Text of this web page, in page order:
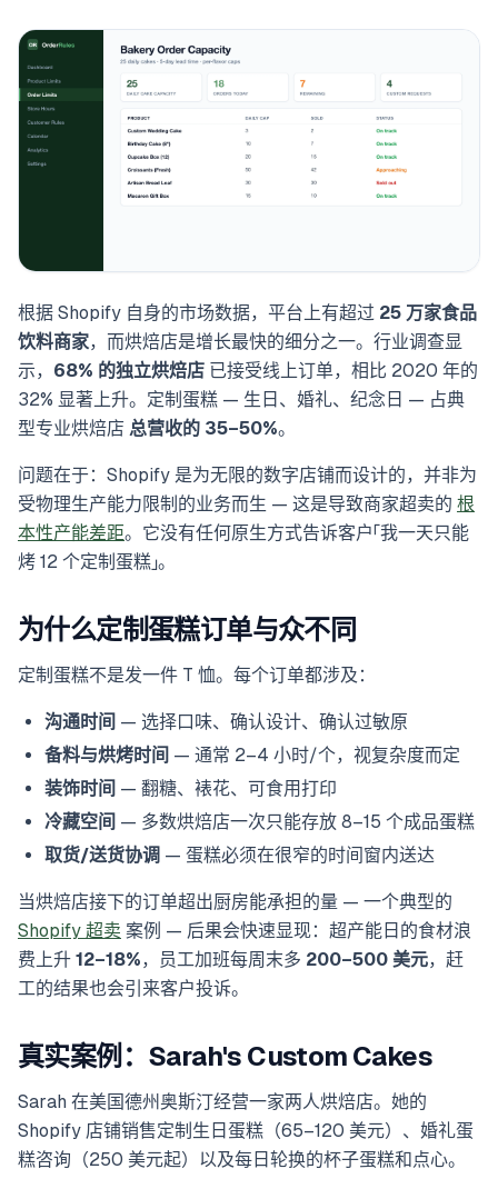
根据 Shopify 自身的市场数据，平台上有超过 25 万家食品
饮料商家，而烘焙店是增长最快的细分之一。行业调查显
示， 68% 的独立烘焙店 已接受线上订单，相比 2020 年的
32% 显著上升。定制蛋糕 — 生日、婚礼、纪念日 — 占典
型专业烘焙店 总营收的 35–50%。
问题在于：Shopify 是为无限的数字店铺而设计的，并非为
受物理生产能力限制的业务而生 — 这是导致商家超卖的 根
本性产能差距。它没有任何原生方式告诉客户「我一天只能
烤 12 个定制蛋糕」。
为什么定制蛋糕订单与众不同
定制蛋糕不是发一件 T 恤。每个订单都涉及：
沟通时间 — 选择口味、确认设计、确认过敏原
备料与烘烤时间 — 通常 2–4 小时/个，视复杂度而定
装饰时间 — 翻糖、裱花、可食用打印
冷藏空间 — 多数烘焙店一次只能存放 8–15 个成品蛋糕
取货/送货协调 — 蛋糕必须在很窄的时间窗内送达
当烘焙店接下的订单超出厨房能承担的量 — 一个典型的
Shopify 超卖 案例 — 后果会快速显现：超产能日的食材浪
费上升 12–18%，员工加班每周末多 200–500 美元，赶
工的结果也会引来客户投诉。
真实案例：Sarah's Custom Cakes
Sarah 在美国德州奥斯汀经营一家两人烘焙店。她的
Shopify 店铺销售定制生日蛋糕（65–120 美元）、婚礼蛋
糕咨询（250 美元起）以及每日轮换的杯子蛋糕和点心。